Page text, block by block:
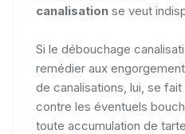
canalisation se veut
Si le débouchage
remédier aux
de canalisations, lui, se
contre les éventuels
toute accumulation de